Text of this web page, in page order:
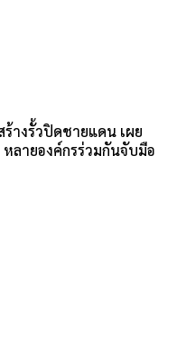
างรั้วปิดชายแดน เผย
ลายองค์กรร่วมกันจับมือ